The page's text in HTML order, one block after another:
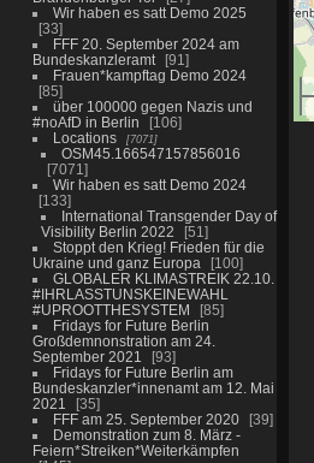
Wir haben es satt Demo 2025
33
FFF 20. September 2024 am
Bundeskanzleramt
91
Frauen*kampftag Demo 2024
85
über 100000 gegen Nazis und
#noAfD in Berlin
106
Locations
7071
OSM45.166547157856016
7071
Wir haben es satt Demo 2024
133
International Transgender Day of
Visibility Berlin 2022
51
Stoppt den Krieg! Frieden für die
Ukraine und ganz Europa
100
GLOBALER KLIMASTREIK 22.10.
#IHRLASSTUNSKEINEWAHL
#UPROOTTHESYSTEM
85
Fridays for Future Berlin
Großdemnonstration am 24.
September 2021
93
Fridays for Future Berlin am
Bundeskanzler*innenamt am 12. Mai
2021
35
FFF am 25. September 2020
39
Demonstration zum 8. März -
Feiern*Streiken*Weiterkämpfen